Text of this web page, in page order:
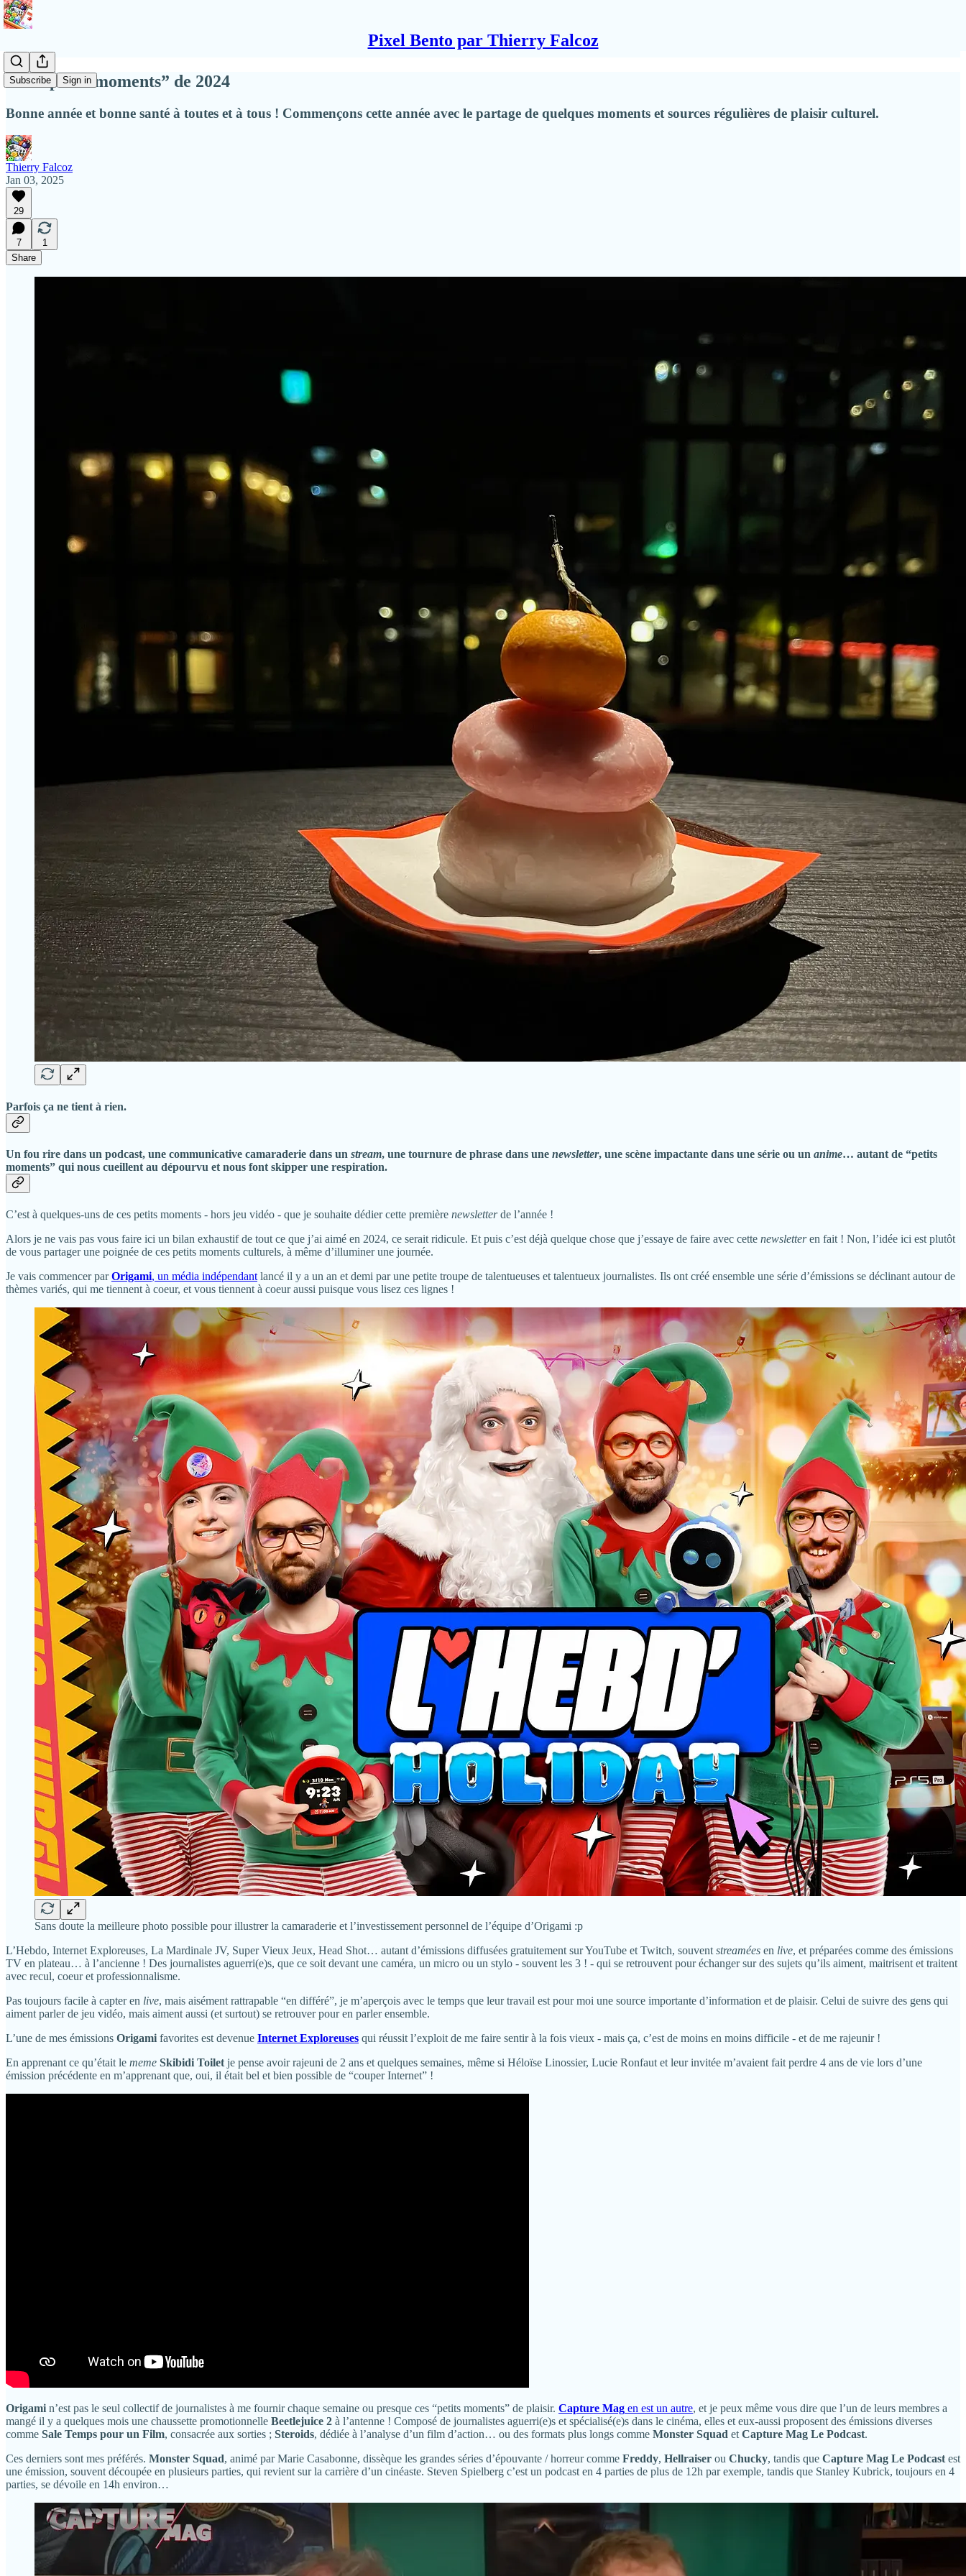
Pixel Bento par Thierry Falcoz
Subscribe Sign in
Mes “petits moments” de 2024
Bonne année et bonne santé à toutes et à tous ! Commençons cette année avec le partage de quelques moments et sources régulières de plaisir culturel.
Thierry Falcoz
Jan 03, 2025
29
7
1
Share
Parfois ça ne tient à rien.
Un fou rire dans un podcast, une communicative camaraderie dans un stream, une tournure de phrase dans une newsletter, une scène impactante dans une série ou un anime… autant de “petits
moments” qui nous cueillent au dépourvu et nous font skipper une respiration.
C’est à quelques-uns de ces petits moments - hors jeu vidéo - que je souhaite dédier cette première newsletterde l’année !
Alors je ne vais pas vous faire ici un bilan exhaustif de tout ce que j’ai aimé en 2024, ce serait ridicule. Et puis c’est déjà quelque chose que j’essaye de faire avec cette newsletteren fait ! Non, l’idée ici est plutôt
de vous partager une poignée de ces petits moments culturels, à même d’illuminer une journée.
Je vais commencer parOrigami, un média indépendant lancé il y a un an et demi par une petite troupe de talentueuses et talentueux journalistes. Ils ont créé ensemble une série d’émissions se déclinant autour de
thèmes variés, qui me tiennent à coeur, et vous tiennent à coeur aussi puisque vous lisez ces lignes !
Sans doute la meilleure photo possible pour illustrer la camaraderie et l’investissement personnel de l’équipe d’Origami :p
L’Hebdo, Internet Exploreuses, La Mardinale JV, Super Vieux Jeux, Head Shot… autant d’émissions diffusées gratuitement sur YouTube et Twitch, souvent streamées en live, et préparées comme des émissions
TV en plateau… à l’ancienne ! Des journalistes aguerri(e)s, que ce soit devant une caméra, un micro ou un stylo - souvent les 3 ! - qui se retrouvent pour échanger sur des sujets qu’ils aiment, maitrisent et traitent
avec recul, coeur et professionnalisme.
Pas toujours facile à capter en live, mais aisément rattrapable “en différé”, je m’aperçois avec le temps que leur travail est pour moi une source importante d’information et de plaisir. Celui de suivre des gens qui
aiment parler de jeu vidéo, mais aiment aussi (et surtout) se retrouver pour en parler ensemble.
L’une de mes émissions Origami favorites est devenue Internet Exploreuses qui réussit l’exploit de me faire sentir à la fois vieux - mais ça, c’est de moins en moins difficile - et de me rajeunir !
En apprenant ce qu’était le meme Skibidi Toilet je pense avoir rajeuni de 2 ans et quelques semaines, même si Héloïse Linossier, Lucie Ronfaut et leur invitée m’avaient fait perdre 4 ans de vie lors d’une
émission précédente en m’apprenant que, oui, il était bel et bien possible de “couper Internet” !
Origami n’est pas le seul collectif de journalistes à me fournir chaque semaine ou presque ces “petits moments” de plaisir. Capture Mag en est un autre, et je peux même vous dire que l’un de leurs membres a
mangé il y a quelques mois une chaussette promotionnelle Beetlejuice 2 à l’antenne ! Composé de journalistes aguerri(e)s et spécialisé(e)s dans le cinéma, elles et eux-aussi proposent des émissions diverses
comme Sale Temps pour un Film, consacrée aux sorties ; Steroids, dédiée à l’analyse d’un film d’action… ou des formats plus longs comme Monster Squad et Capture Mag Le Podcast.
Ces derniers sont mes préférés. Monster Squad, animé par Marie Casabonne, dissèque les grandes séries d’épouvante / horreur comme Freddy, Hellraiser ou Chucky, tandis que Capture Mag Le Podcast est
une émission, souvent découpée en plusieurs parties, qui revient sur la carrière d’un cinéaste. Steven Spielberg c’est un podcast en 4 parties de plus de 12h par exemple, tandis que Stanley Kubrick, toujours en 4
parties, se dévoile en 14h environ…